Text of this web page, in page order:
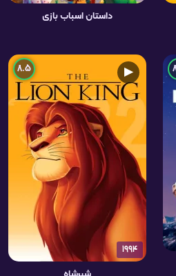
داستان اسباب بازی
1994
▶
8.5